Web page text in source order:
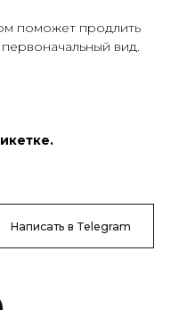
поможет продлить
вид.
обл.